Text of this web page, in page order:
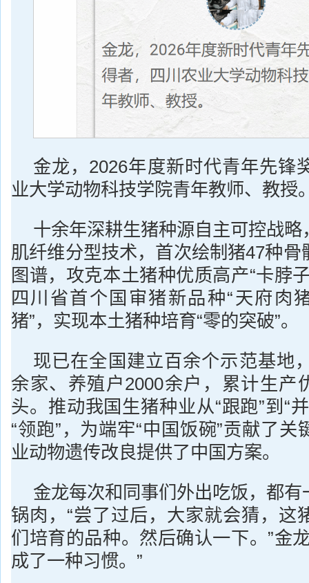
金龙，2026年度新时代青年先锋
业大学动物科技学院青年教师、教授
十余年深耕生猪种源自主可控战
肌纤维分型技术，首次绘制猪47种骨
图谱，攻克本土猪种优质高产“卡脖
四川省首个国审猪新品种“天府肉
猪”，实现本土猪种培育“零的突破”。
现已在全国建立百余个示范基地
余家、养殖户2000余户，累计生产
头。推动我国生猪种业从“跟跑”到“
“领跑”，为端牢“中国饭碗”贡献了
业动物遗传改良提供了中国方案。
金龙每次和同事们外出吃饭，都
锅肉，“尝了过后，大家就会猜，这
们培育的品种。然后确认一下。”金
成了一种习惯。”